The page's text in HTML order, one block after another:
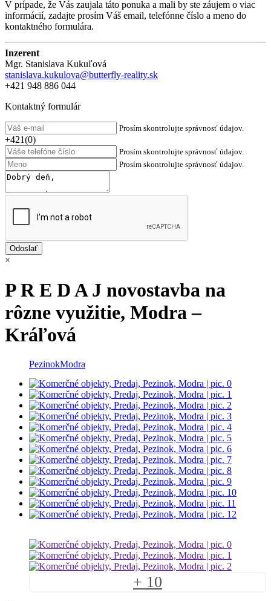
V prípade, že Vás zaujala táto ponuka a mali by ste záujem o viac
informácií, zadajte prosím Váš email, telefónne číslo a meno do
kontaktného formulára.
Inzerent
Mgr. Stanislava Kukuľová
stanislava.kukulova@butterfly-reality.sk
+421 948 886 044
Kontaktný formulár
Prosím skontrolujte správnosť údajov.
+421(0)
Prosím skontrolujte správnosť údajov.
Prosím skontrolujte správnosť údajov.
×
P R E D A J novostavba na
rôzne využitie, Modra –
Kráľová
PezinokModra
+ 10